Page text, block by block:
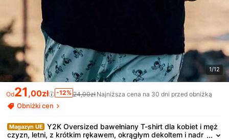
1/12
Od21 ,00zł -12% 24,00zł Najniższa cena na 30 dni przed obniżką
Obniżki cen
Magazyn UE
Y2K Oversized bawełniany T-shirt dla kobiet i męż
czyzn, letni, z krótkim rękawem, okrągłym dekoltem i nadr